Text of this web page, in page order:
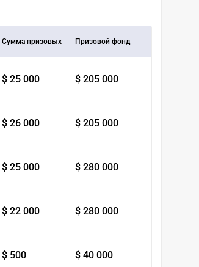
Сумма призовых Призовой фонд
$ 25 000 $ 205 000
$ 26 000 $ 205 000
$ 25 000 $ 280 000
$ 22 000 $ 280 000
$ 500 $ 40 000